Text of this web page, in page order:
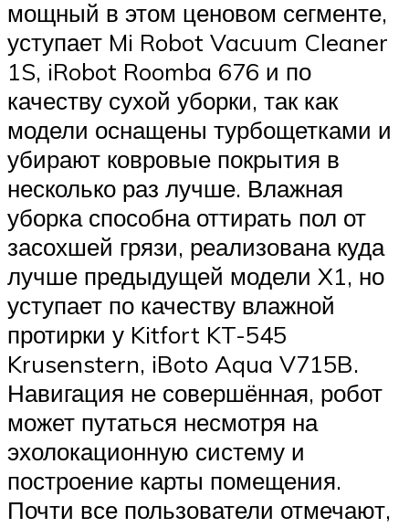
мощный в этом ценовом сегменте,
уступает Mi Robot Vacuum Cleaner
1S, iRobot Roomba 676 и по
качеству сухой уборки, так как
модели оснащены турбощетками и
убирают ковровые покрытия в
несколько раз лучше. Влажная
уборка способна оттирать пол от
засохшей грязи, реализована куда
лучше предыдущей модели X1, но
уступает по качеству влажной
протирки у Kitfort KT-545
Krusenstern, iBoto Aqua V715B.
Навигация не совершённая, робот
может путаться несмотря на
эхолокационную систему и
построение карты помещения.
Почти все пользователи отмечают,